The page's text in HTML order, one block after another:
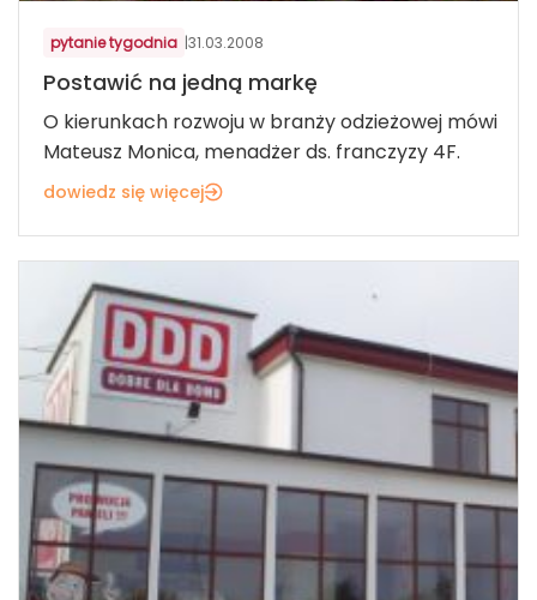
pytanie tygodnia |31.03.2008
Postawić na jedną markę
O kierunkach rozwoju w branży odzieżowej mówi
Mateusz Monica, menadżer ds. franczyzy 4F.
dowiedz się więcej